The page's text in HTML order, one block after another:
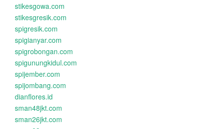
stikesgowa.com
stikesgresik.com
spigresik.com
spigianyar.com
spigrobongan.com
spigunungkidul.com
spijember.com
spijombang.com
dianflores.id
sman48jkt.com
sman26jkt.com